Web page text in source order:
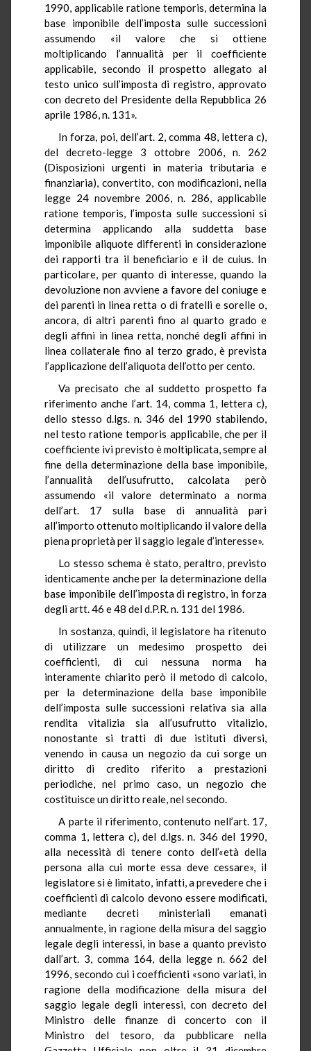
1990, applicabile ratione temporis, determina la
base imponibile dell’imposta sulle successioni
assumendo «il valore che si ottiene
moltiplicando l’annualità per il coefficiente
applicabile, secondo il prospetto allegato al
testo unico sull’imposta di registro, approvato
con decreto del Presidente della Repubblica 26
aprile 1986, n. 131».
In forza, poi, dell’art. 2, comma 48, lettera c),
del decreto-legge 3 ottobre 2006, n. 262
(Disposizioni urgenti in materia tributaria e
finanziaria), convertito, con modificazioni, nella
legge 24 novembre 2006, n. 286, applicabile
ratione temporis, l’imposta sulle successioni si
determina applicando alla suddetta base
imponibile aliquote differenti in considerazione
dei rapporti tra il beneficiario e il de cuius. In
particolare, per quanto di interesse, quando la
devoluzione non avviene a favore del coniuge e
dei parenti in linea retta o di fratelli e sorelle o,
ancora, di altri parenti fino al quarto grado e
degli affini in linea retta, nonché degli affini in
linea collaterale fino al terzo grado, è prevista
l’applicazione dell’aliquota dell’otto per cento.
Va precisato che al suddetto prospetto fa
riferimento anche l’art. 14, comma 1, lettera c),
dello stesso d.lgs. n. 346 del 1990 stabilendo,
nel testo ratione temporis applicabile, che per il
coefficiente ivi previsto è moltiplicata, sempre al
fine della determinazione della base imponibile,
l’annualità dell’usufrutto, calcolata però
assumendo «il valore determinato a norma
dell’art. 17 sulla base di annualità pari
all’importo ottenuto moltiplicando il valore della
piena proprietà per il saggio legale d’interesse».
Lo stesso schema è stato, peraltro, previsto
identicamente anche per la determinazione della
base imponibile dell’imposta di registro, in forza
degli artt. 46 e 48 del d.P.R. n. 131 del 1986.
In sostanza, quindi, il legislatore ha ritenuto
di utilizzare un medesimo prospetto dei
coefficienti, di cui nessuna norma ha
interamente chiarito però il metodo di calcolo,
per la determinazione della base imponibile
dell’imposta sulle successioni relativa sia alla
rendita vitalizia sia all’usufrutto vitalizio,
nonostante si tratti di due istituti diversi,
venendo in causa un negozio da cui sorge un
diritto di credito riferito a prestazioni
periodiche, nel primo caso, un negozio che
costituisce un diritto reale, nel secondo.
A parte il riferimento, contenuto nell’art. 17,
comma 1, lettera c), del d.lgs. n. 346 del 1990,
alla necessità di tenere conto dell’«età della
persona alla cui morte essa deve cessare», il
legislatore si è limitato, infatti, a prevedere che i
coefficienti di calcolo devono essere modificati,
mediante decreti ministeriali emanati
annualmente, in ragione della misura del saggio
legale degli interessi, in base a quanto previsto
dall’art. 3, comma 164, della legge n. 662 del
1996, secondo cui i coefficienti «sono variati, in
ragione della modificazione della misura del
saggio legale degli interessi, con decreto del
Ministro delle finanze di concerto con il
Ministro del tesoro, da pubblicare nella